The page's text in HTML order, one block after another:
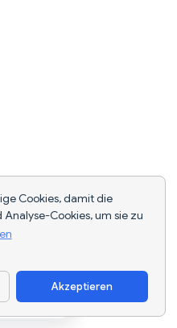
Cookies, damit die
Cookies, um sie zu
Akzeptieren